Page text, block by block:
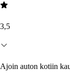
3,5
Ajoin auton kotiin